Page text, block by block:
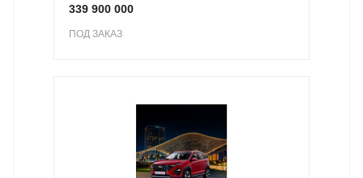
339 900 000
ПОД ЗАКАЗ